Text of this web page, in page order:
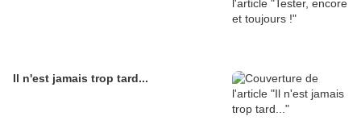
Il n'est jamais trop tard...